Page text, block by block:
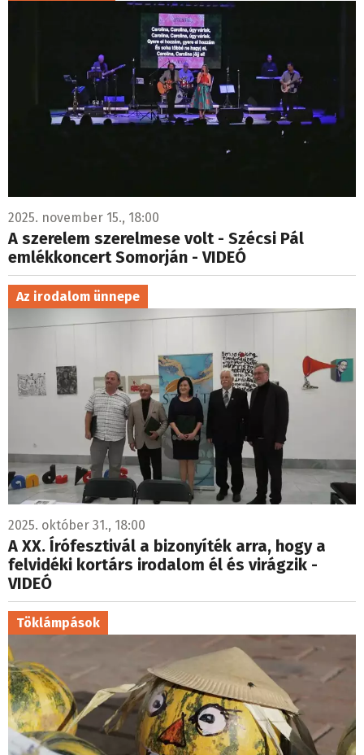
2025. november 15., 18:00
A szerelem szerelmese volt - Szécsi Pál
emlékkoncert Somorján - VIDEÓ
Az irodalom ünnepe
2025. október 31., 18:00
A XX. Írófesztivál a bizonyíték arra, hogy a
felvidéki kortárs irodalom él és virágzik -
VIDEÓ
Töklámpások